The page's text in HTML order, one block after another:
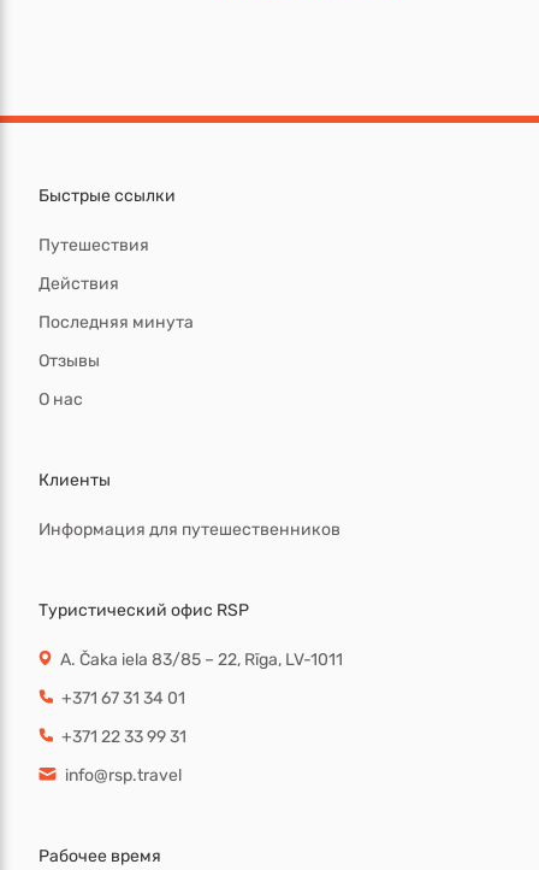
Быстрые ссылки
Путешествия
Действия
Последняя минута
Отзывы
О нас
Клиенты
Информация для путешественников
Туристический офис RSP
A. Čaka iela 83/85 – 22, Rīga, LV-1011
+371 67 31 34 01
+371 22 33 99 31
info@rsp.travel
Рабочее время